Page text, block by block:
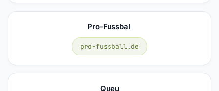
Pro-Fussball
pro-fussball.de
Queu